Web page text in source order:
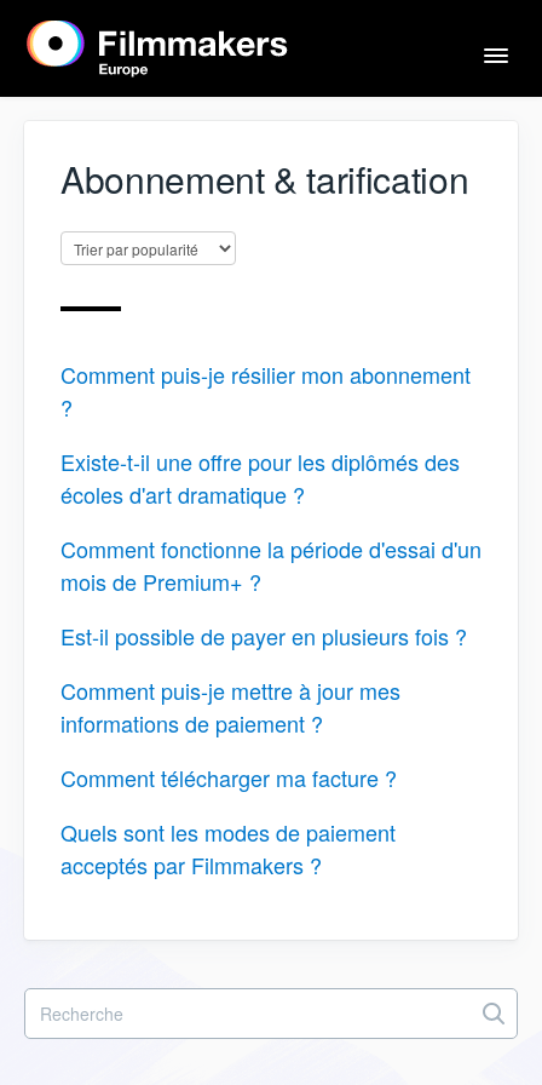
Accueil
Acteurs & agents
Abonnement & tarification
Comment puis-je résilier mon abonnement
?
Existe-t-il une offre pour les diplômés des
écoles d'art dramatique ?
Comment fonctionne la période d'essai d'un
mois de Premium+ ?
Est-il possible de payer en plusieurs fois ?
Comment puis-je mettre à jour mes
informations de paiement ?
Comment télécharger ma facture ?
Quels sont les modes de paiement
acceptés par Filmmakers ?